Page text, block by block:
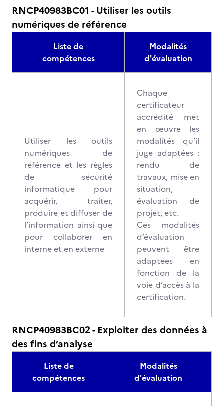
RNCP40983BC01 - Utiliser les outils
numériques de référence
Liste de
compétences
Modalités
d'évaluation
Utiliser les outils
numériques de
référence et les règles
de sécurité
informatique pour
acquérir, traiter,
produire et diffuser de
l’information ainsi que
pour collaborer en
interne et en externe
Chaque
certificateur
accrédité met
en œuvre les
modalités qu’il
juge adaptées :
rendu de
travaux, mise en
situation,
évaluation de
projet, etc.
Ces modalités
d’évaluation
peuvent être
adaptées en
fonction de la
voie d’accès à la
certification.
RNCP40983BC02 - Exploiter des données à
des fins d’analyse
Liste de
compétences
Modalités
d'évaluation